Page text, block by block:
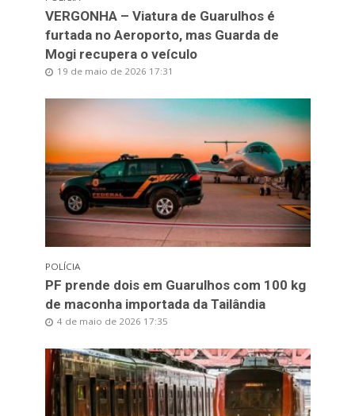
VERGONHA – Viatura de Guarulhos é
furtada no Aeroporto, mas Guarda de
Mogi recupera o veículo
19 de maio de 2026 17:31
POLÍCIA
PF prende dois em Guarulhos com 100 kg
de maconha importada da Tailândia
4 de maio de 2026 17:35